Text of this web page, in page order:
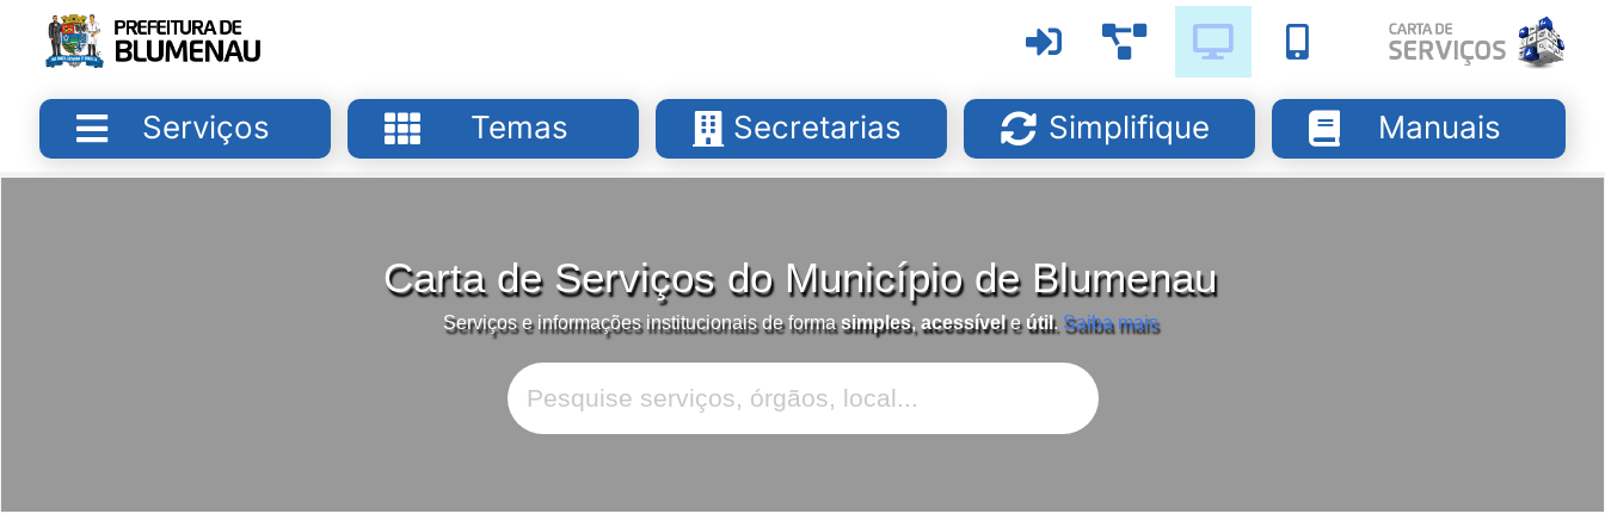
Serviços Temas Secretarias Simplifique Manuais
Carta de Serviços do Município de Blumenau
Serviços e informações institucionais de formasimples, acessíveleútil. Saiba mais